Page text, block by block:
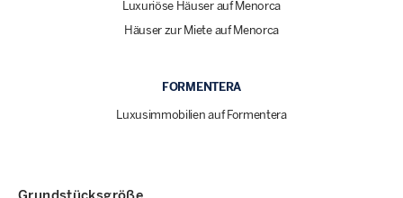
Luxuriöse Häuser auf Menorca
Häuser zur Miete auf Menorca
FORMENTERA
Luxusimmobilien auf Formentera